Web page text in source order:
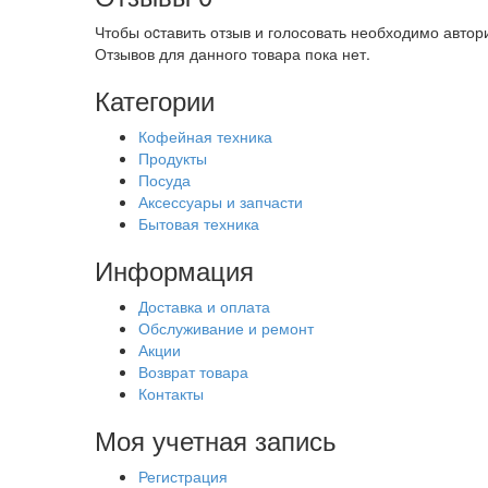
Чтобы оcтавить отзыв и голосовать необходимо
Отзывов для данного товара пока нет.
Категории
Кофейная техника
Продукты
Посуда
Аксессуары и запчасти
Бытовая техника
Информация
Доставка и оплата
Обслуживание и ремонт
Акции
Возврат товара
Контакты
Моя учетная запись
Регистрация